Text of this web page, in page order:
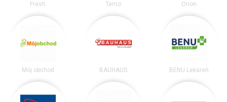
Fresh Terno Orion
Môj obchod BAUHAUS BENU Lekáreň